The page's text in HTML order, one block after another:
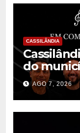
CASSILÂNDIA
do
música,
Praça
AGO 7, 2026